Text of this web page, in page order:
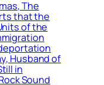
The
that the
of the
Husband of
in
Sound